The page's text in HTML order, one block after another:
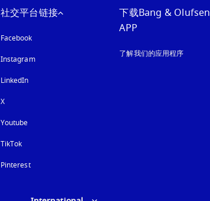
社交平台链接
Facebook
Instagram在新选项卡中打开
LinkedIn
X
Youtube
TikTok
Pinterest
下载Bang & Olufsen
APP
了解我们的应用程序